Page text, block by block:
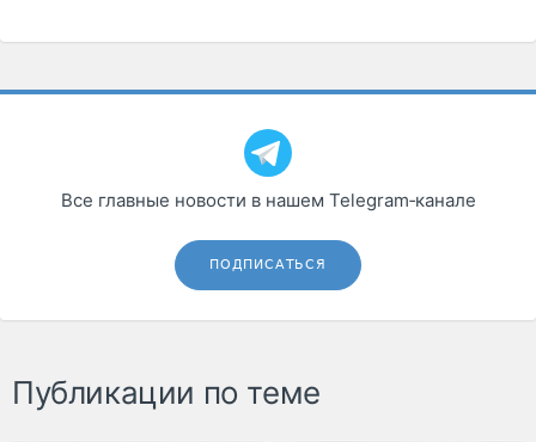
Все главные новости в нашем Telegram‑канале
ПОДПИСАТЬСЯ
Публикации по теме